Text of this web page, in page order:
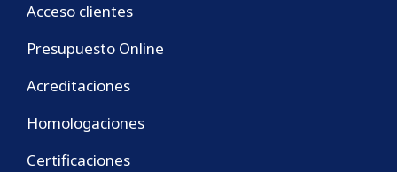
Acceso clientes
Presupuesto Online
Acreditaciones
Homologaciones
Certificaciones